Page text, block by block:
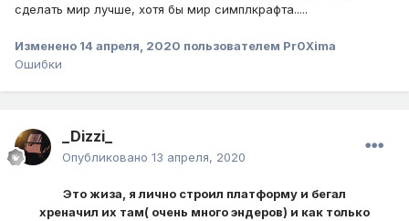
сделать мир лучше, хотя бы мир симплкрафта.....
Изменено 14 апреля, 2020 пользователем Pr0Xima
Ошибки
_Dizzi_
Опубликовано 13 апреля, 2020
Это жиза, я лично строил платформу и бегал
хреначил их там( очень много эндеров) и как только